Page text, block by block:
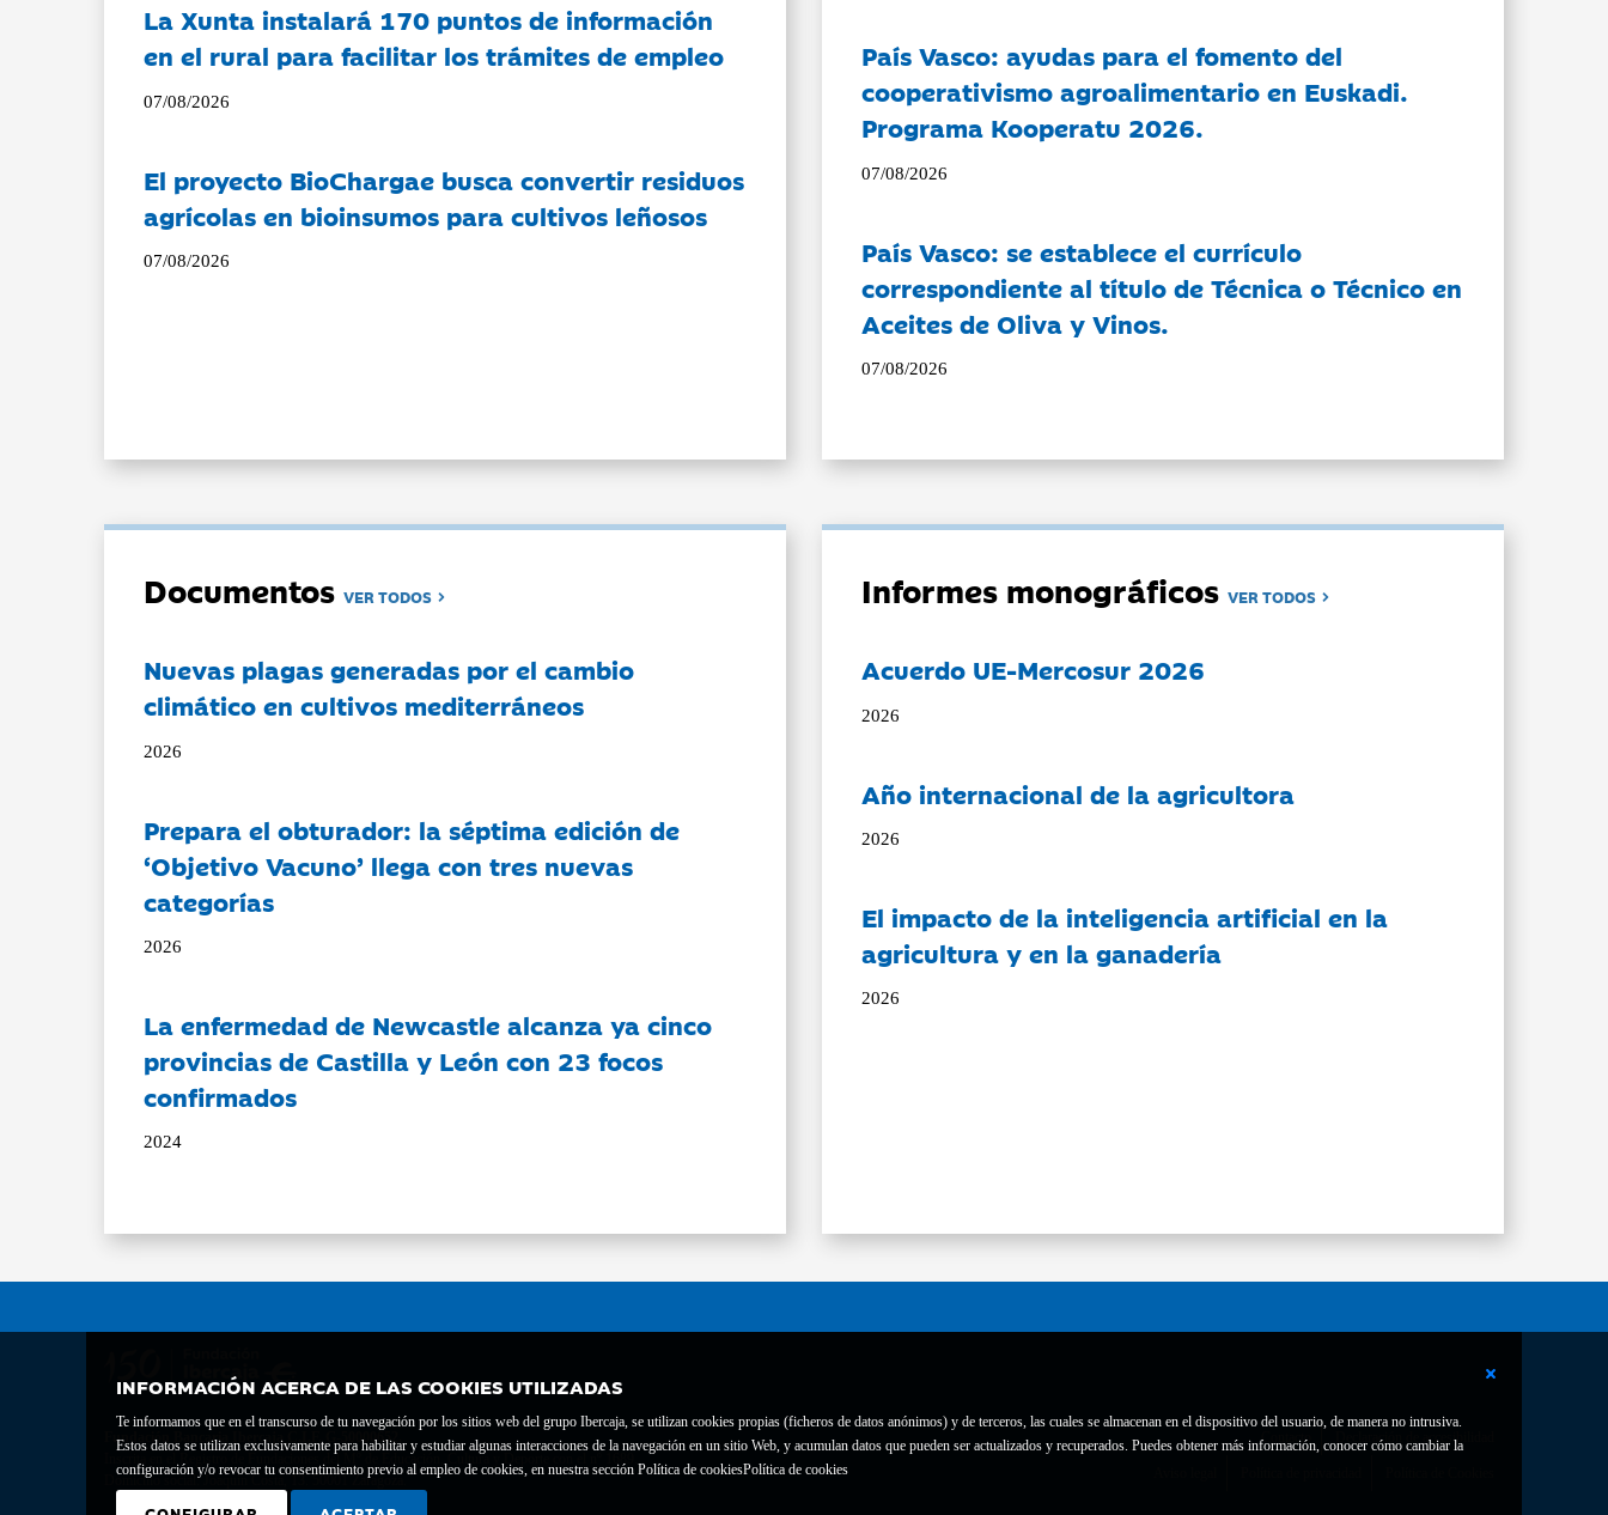
INFORMACIÓN ACERCA DE LAS COOKIES UTILIZADAS
Te informamos que en el transcurso de tu navegación por los sitios web del grupo Ibercaja, se utilizan cookies propias (ficheros de datos anónimos) y de terceros, las cuales se almacenan en el dispositivo del usuario, de manera no intrusiva.
Estos datos se utilizan exclusivamente para habilitar y estudiar algunas interacciones de la navegación en un sitio Web, y acumulan datos que pueden ser actualizados y recuperados. Puedes obtener más información, conocer cómo cambiar la
configuración y/o revocar tu consentimiento previo al empleo de cookies, en nuestra sección Política de cookiesPolítica de cookies
La Xunta instalará 170 puntos de información
en el rural para facilitar los trámites de empleo
07/08/2026
El proyecto BioChargae busca convertir residuos
agrícolas en bioinsumos para cultivos leñosos
07/08/2026
País Vasco: ayudas para el fomento del
cooperativismo agroalimentario en Euskadi.
Programa Kooperatu 2026.
07/08/2026
País Vasco: se establece el currículo
correspondiente al título de Técnica o Técnico en
Aceites de Oliva y Vinos.
07/08/2026
DocumentosVER TODOS
Nuevas plagas generadas por el cambio
climático en cultivos mediterráneos
2026
Prepara el obturador: la séptima edición de
‘Objetivo Vacuno’ llega con tres nuevas
categorías
2026
La enfermedad de Newcastle alcanza ya cinco
provincias de Castilla y León con 23 focos
confirmados
2024
Informes monográficosVER TODOS
Acuerdo UE-Mercosur 2026
2026
Año internacional de la agricultora
2026
El impacto de la inteligencia artificial en la
agricultura y en la ganadería
2026
Fundación Bancaria Ibercaja C.I.F. G-50000652.
Inscrita en el Registro de Fundaciones del Mº de Educación, Cultura y Deporte con el nº 1689.
Domicilio social: Joaquín Costa, 13. 50001 Zaragoza.
Contacto Declaración de accesibilidad